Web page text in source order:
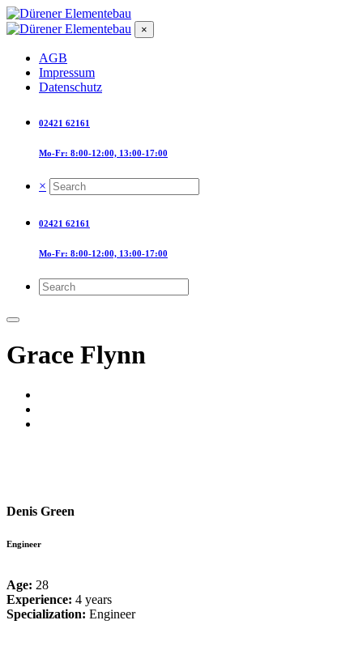
×
AGB
Impressum
Datenschutz
02421 62161
Mo-Fr: 8:00-12:00, 13:00-17:00
×
02421 62161
Mo-Fr: 8:00-12:00, 13:00-17:00
Grace Flynn
Denis Green
Engineer
Age: 28
Experience: 4 years
Specialization: Engineer